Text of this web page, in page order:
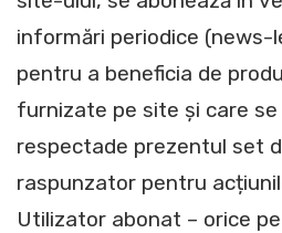
informări periodice (news-
pentru a beneficia de
furnizate pe site și care se
respectade prezentul set
raspunzator pentru
Utilizator abonat – orice